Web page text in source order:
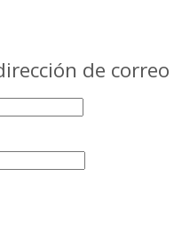
de correo